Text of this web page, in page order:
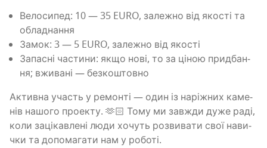
Вело­си­пед: 10 — 35 EURO, зале­жно від яко­сті та
обладнання
Замок: 3 — 5 EURO, зале­жно від якості
Запа­сні части­ни: якщо нові, то за ціною при­дба­н­
ня; вжи­ва­ні — безкоштовно
Актив­на участь у ремон­ті — один із нарі­жних каме­
нів нашо­го про­е­кту. 🫶🏻 Тому ми зав­жди дуже раді,
коли заці­кав­ле­ні люди хочуть роз­ви­ва­ти свої нави­
чки та допо­ма­га­ти нам у роботі.